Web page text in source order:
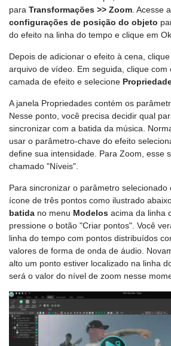
para Transformações >> Zoom . Acesse
configurações de posição do objeto
do efeito na linha do tempo e clique em Ok.
Depois de adicionar o efeito à cena,
arquivo de vídeo. Em seguida, clique com
camada de efeito e selecione
A janela Propriedades contém os
Nesse ponto, você precisa decidir qual
sincronizar com a batida da música.
usar o parâmetro-chave do efeito
define sua intensidade. Para Zoom, esse
chamado "Níveis".
Para sincronizar o parâmetro selecionado
ícone de três pontos como ilustrado
batida no menu Modelos acima da linha
pressione o botão "Criar pontos". Você
linha do tempo com pontos distribuídos
valores de forma de onda de áudio.
alto um ponto estiver localizado na linha
será o valor do nível de zoom nesse